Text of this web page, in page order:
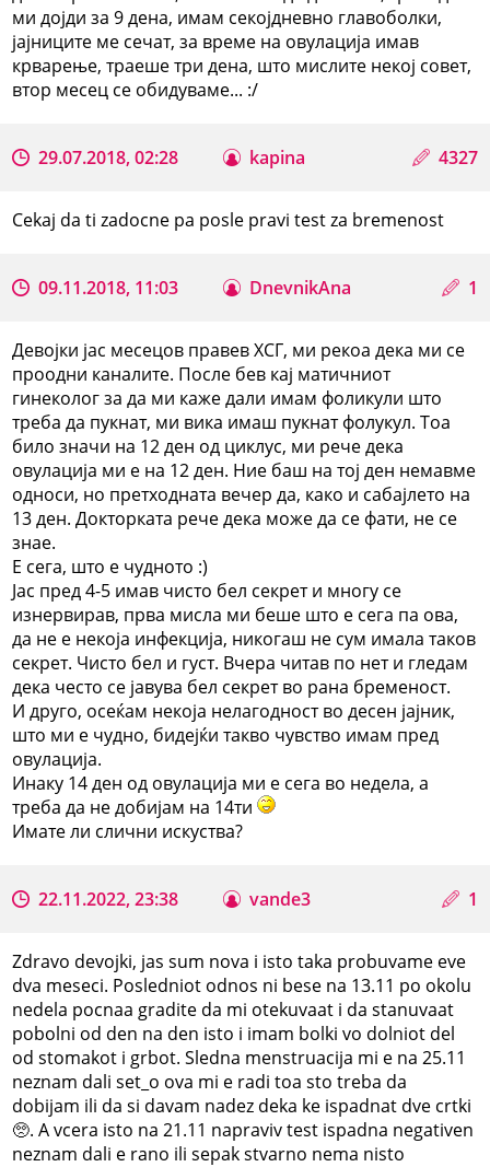
ми дојди за 9 дена, имам секојдневно главоболки,
јајниците ме сечат, за време на овулација имав
крварење, траеше три дена, што мислите некој совет,
втор месец се обидуваме... :/
29.07.2018, 02:28 kapina 4327
Cekaj da ti zadocne pa posle pravi test za bremenost
09.11.2018, 11:03 DnevnikAna 1
Девојки јас месецов правев ХСГ, ми рекоа дека ми се
проодни каналите. После бев кај матичниот
гинеколог за да ми каже дали имам фоликули што
треба да пукнат, ми вика имаш пукнат фолукул. Тоа
било значи на 12 ден од циклус, ми рече дека
овулација ми е на 12 ден. Ние баш на тој ден немавме
односи, но претходната вечер да, како и сабајлето на
13 ден. Докторката рече дека може да се фати, не се
знае.
Е сега, што е чудното :)
Јас пред 4-5 имав чисто бел секрет и многу се
изнервирав, прва мисла ми беше што е сега па ова,
да не е некоја инфекција, никогаш не сум имала таков
секрет. Чисто бел и густ. Вчера читав по нет и гледам
дека често се јавува бел секрет во рана бременост.
И друго, осеќам некоја нелагодност во десен јајник,
што ми е чудно, бидејќи такво чувство имам пред
овулација.
Инаку 14 ден од овулација ми е сега во недела, а
треба да не добијам на 14ти
Имате ли слични искуства?
22.11.2022, 23:38 vande3 1
Zdravo devojki, jas sum nova i isto taka probuvame eve
dva meseci. Posledniot odnos ni bese na 13.11 po okolu
nedela pocnaa gradite da mi otekuvaat i da stanuvaat
pobolni od den na den isto i imam bolki vo dolniot del
od stomakot i grbot. Sledna menstruacija mi e na 25.11
neznam dali set_o ova mi e radi toa sto treba da
dobijam ili da si davam nadez deka ke ispadnat dve crtki
🥺. A vcera isto na 21.11 napraviv test ispadna negativen
neznam dali e rano ili sepak stvarno nema nisto